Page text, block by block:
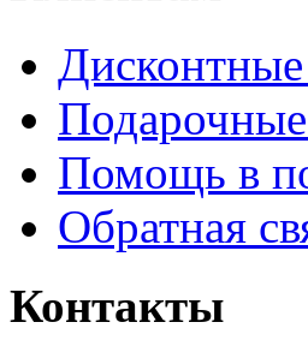
Помощь в
Обратная
Контакты